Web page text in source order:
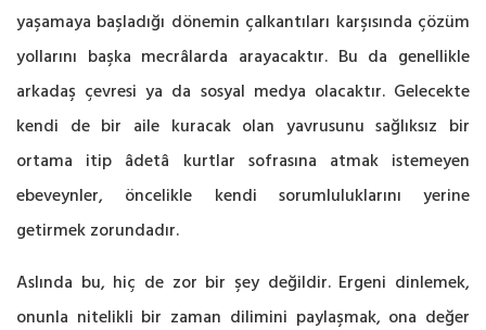
yaşamaya başladığı dönemin çalkantıları karşısında çözüm
yollarını başka mecrâlarda arayacaktır. Bu da genellikle
arkadaş çevresi ya da sosyal medya olacaktır. Gelecekte
kendi de bir aile kuracak olan yavrusunu sağlıksız bir
ortama itip âdetâ kurtlar sofrasına atmak istemeyen
ebeveynler, öncelikle kendi sorumluluklarını yerine
getirmek zorundadır.
Aslında bu, hiç de zor bir şey değildir. Ergeni dinlemek,
onunla nitelikli bir zaman dilimini paylaşmak, ona değer